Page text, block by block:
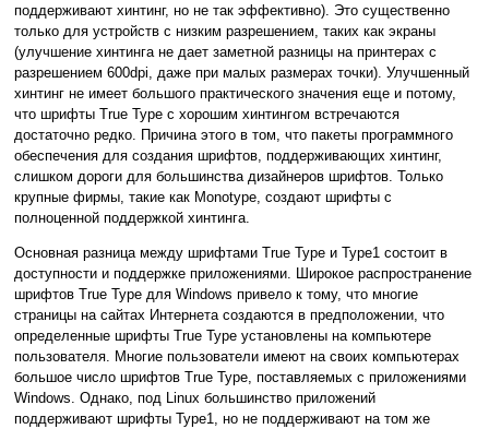
поддерживают хинтинг, но не так эффективно). Это существенно
только для устройств с низким разрешением, таких как экраны
(улучшение хинтинга не дает заметной разницы на принтерах с
разрешением 600dpi, даже при малых размерах точки). Улучшенный
хинтинг не имеет большого практического значения еще и потому,
что шрифты True Type с хорошим хинтингом встречаются
достаточно редко. Причина этого в том, что пакеты программного
обеспечения для создания шрифтов, поддерживающих хинтинг,
слишком дороги для большинства дизайнеров шрифтов. Только
крупные фирмы, такие как Monotype, создают шрифты с
полноценной поддержкой хинтинга.
Основная разница между шрифтами True Type и Type1 состоит в
доступности и поддержке приложениями. Широкое распространение
шрифтов True Type для Windows привело к тому, что многие
страницы на сайтах Интернета создаются в предположении, что
определенные шрифты True Type установлены на компьютере
пользователя. Многие пользователи имеют на своих компьютерах
большое число шрифтов True Type, поставляемых с приложениями
Windows. Однако, под Linux большинство приложений
поддерживают шрифты Type1, но не поддерживают на том же